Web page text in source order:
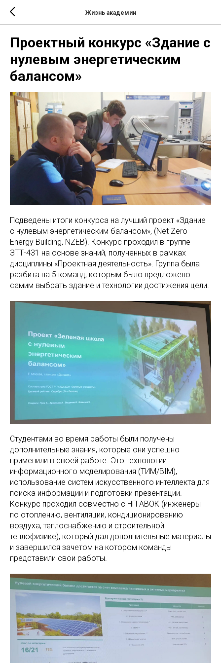
Жизнь академии
Проектный конкурс «Здание с
нулевым энергетическим
балансом»
Подведены итоги конкурса на лучший проект «Здание
с нулевым энергетическим балансом», (Net Zero
Energy Building, NZEB). Конкурс проходил в группе
ЗТТ-431 на основе знаний, полученных в рамках
дисциплины «Проектная деятельность». Группа была
разбита на 5 команд, которым было предложено
самим выбрать здание и технологии достижения цели.
Студентами во время работы были получены
дополнительные знания, которые они успешно
применили в своей работе. Это технологии
информационного моделирования (ТИМ/BIM),
использование систем искусственного интеллекта для
поиска информации и подготовки презентации.
Конкурс проходил совместно с НП АВОК (инженеры
по отоплению, вентиляции, кондиционированию
воздуха, теплоснабжению и строительной
теплофизике), который дал дополнительные материалы
и завершился зачетом на котором команды
представили свои работы.